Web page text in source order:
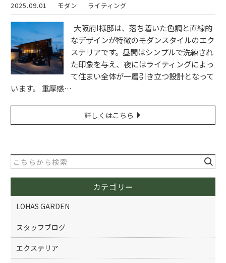
2025.09.01 モダン ライティング
大阪府I様邸は、落ち着いた色調と直線的
なデザインが特徴のモダンスタイルのエク
ステリアです。昼間はシンプルで洗練され
た印象を与え、夜にはライティングによっ
て住まい全体が一層引き立つ設計となって
います。 重厚感…
詳しくはこちら
カテゴリー
LOHAS GARDEN
スタッフブログ
エクステリア